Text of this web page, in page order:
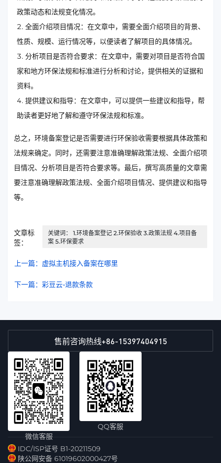
政策动态和法规变化情况。
全面介绍项目情况：在文章中，需要全面介绍项目的背景、
性质、规模、运行情况等，以便读者了解项目的具体情况。
分析项目是否符合要求：在文章中，需要对项目是否符合国
家和地方环保法规和标准进行分析和讨论，提供相关的证据和
资料。
提供建议和指导：在文章中，可以提供一些建议和指导，帮
助读者更好地了解和遵守环保法规和标准。
总之，环境备案登记是否需要进行环保验收需要根据具体政策和
法规来确定。同时，还需要注意准确理解政策法规、全面介绍项
目情况、分析项目是否符合要求等。最后，撰写高质量的文章需
要注意准确理解政策法规、全面介绍项目情况、提供建议和指导
等。
文章标
签：
关键词： 1.环境备案登记 2.环保验收 3.政策法规 4.项目备
案 5.环保要求
上一篇：虚拟主机接入备案在哪里
下一篇：彩豆云-退款条款
售前咨询热线+86-15397404915
微信客服
QQ客服
IDC/ISP证号 B1-20211509
陕公网安备 61019602000427号